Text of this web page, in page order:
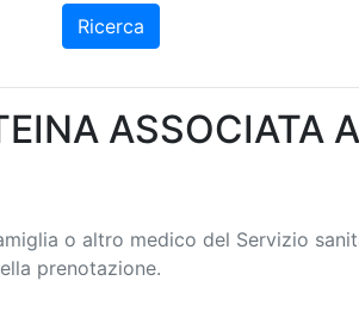
Ricerca
ASSOCIATA
o altro medico del Servizio
prenotazione.